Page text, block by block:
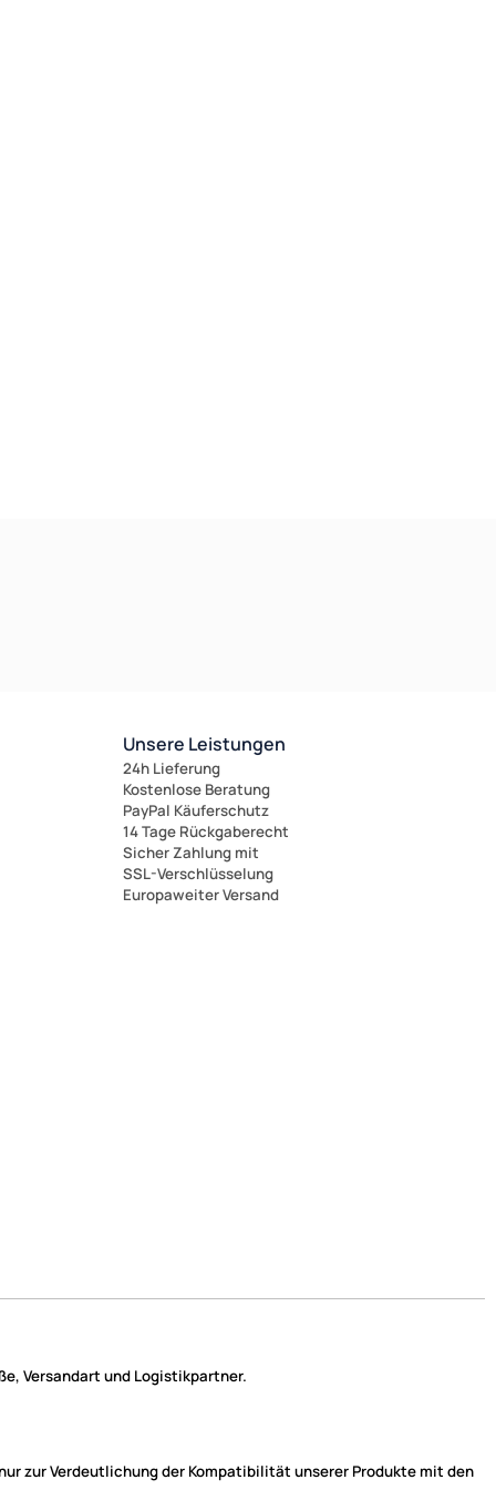
Unsere Leistungen
24h Lieferung
Kostenlose Beratung
PayPal Käuferschutz
14 Tage Rückgaberecht
Sicher Zahlung mit
SSL-Verschlüsselung
Europaweiter Versand
Versandart und Logistikpartner.
zur Verdeutlichung der Kompatibilität unserer Produkte mit den